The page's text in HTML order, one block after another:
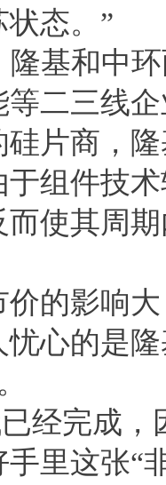
态。”
隆基和中
二三线
片商，
组件技
使其周
的影响
忧心的是
经完成，
里这张“